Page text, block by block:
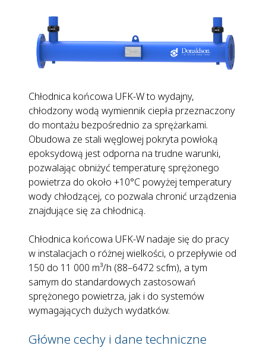
Chłodnica końcowa UFK-W to wydajny,
chłodzony wodą wymiennik ciepła przeznaczony
do montażu bezpośrednio za sprężarkami.
Obudowa ze stali węglowej pokryta powłoką
epoksydową jest odporna na trudne warunki,
pozwalając obniżyć temperaturę sprężonego
powietrza do około +10°C powyżej temperatury
wody chłodzącej, co pozwala chronić urządzenia
znajdujące się za chłodnicą.
Chłodnica końcowa UFK-W nadaje się do pracy
w instalacjach o różnej wielkości, o przepływie od
150 do 11 000 m³/h (88–6472 scfm), a tym
samym do standardowych zastosowań
sprężonego powietrza, jak i do systemów
wymagających dużych wydatków.
Główne cechy i dane techniczne